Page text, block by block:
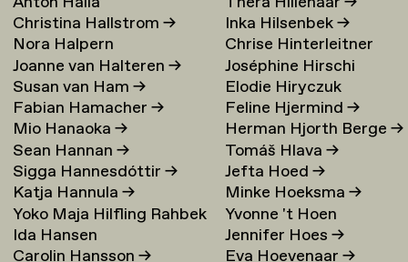
Christina Hallstrom→
Nora Halpern
Joanne van Halteren→
Susan van Ham→
Fabian Hamacher→
Mio Hanaoka→
Sean Hannan→
Sigga Hannesdóttir→
Katja Hannula→
Yoko Maja Hilfling Rahbek
Hansen→
Ida Hansen
Carolin Hansson→
Inka Hilsenbek→
Chrise Hinterleitner
Joséphine Hirschi
Elodie Hiryczuk
Feline Hjermind→
Herman Hjorth Berge→
Tomáš Hlava→
Jefta Hoed→
Minke Hoeksma→
Yvonne 't Hoen
Jennifer Hoes→
Eva Hoevenaar→